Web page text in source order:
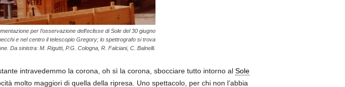
per l’osservazione dell’eclisse di Sole del 30 giugno
e nel centro il telescopio Gregory; lo spettrografo si trova
Da sinistra: M. Rigutti, P.G. Cologna, R. Falciani, C. Balnelli.
intravedemmo la corona, oh sì la corona, sbocciare tutto intorno al Sole
molto maggiori di quella della ripresa. Uno spettacolo, per chi non l’abbia